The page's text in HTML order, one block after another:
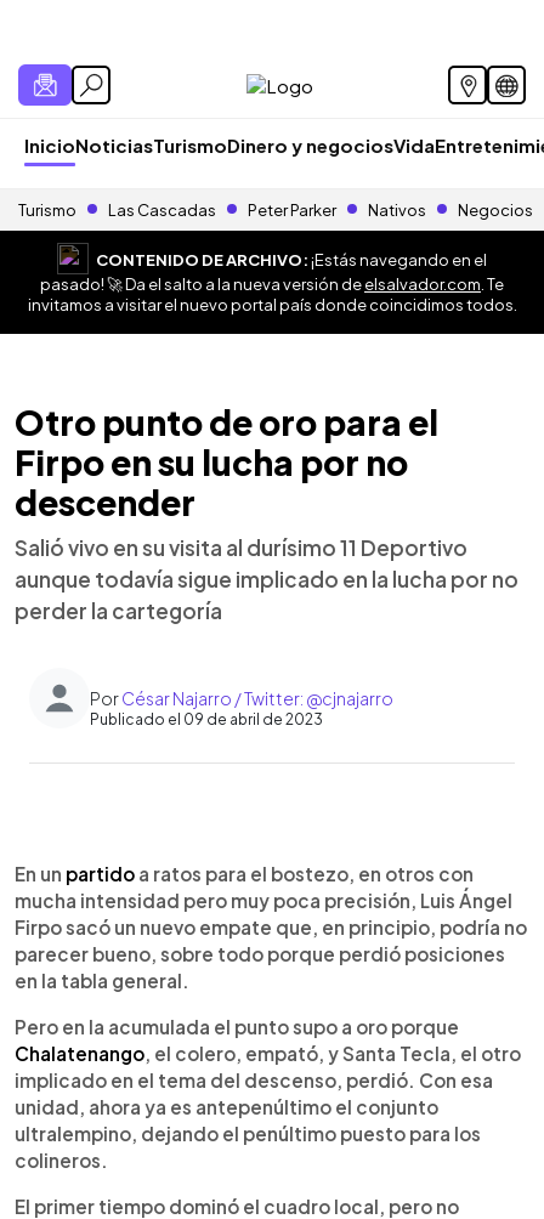
InicioNoticiasTurismoDinero y negociosVida
Turismo Las Cascadas Peter Parker Nativos Negocios
CONTENIDO DE ARCHIVO:¡Estás navegando en el
pasado! 🚀 Da el salto a la nueva versión deelsalvador.com . Te
invitamos a visitar el nuevo portal país donde coincidimos todos.
Otro punto de oro para el
Firpo en su lucha por no
descender
Salió vivo en su visita al durísimo 11 Deportivo
aunque todavía sigue implicado en la lucha por no
perder la cartegoría
PorCésar Najarro / Twitter: @cjnajarro
Publicado el 09 de abril de 2023
Escuchar artículo
En un partido a ratos para el bostezo, en otros con
mucha intensidad pero muy poca precisión, Luis Ángel
Firpo sacó un nuevo empate que, en principio, podría no
parecer bueno, sobre todo porque perdió posiciones
en la tabla general.
Pero en la acumulada el punto supo a oro porque
Chalatenango, el colero, empató, y Santa Tecla, el otro
implicado en el tema del descenso, perdió. Con esa
unidad, ahora ya es antepenúltimo el conjunto
ultralempino, dejando el penúltimo puesto para los
colineros.
El primer tiempo dominó el cuadro local, pero no